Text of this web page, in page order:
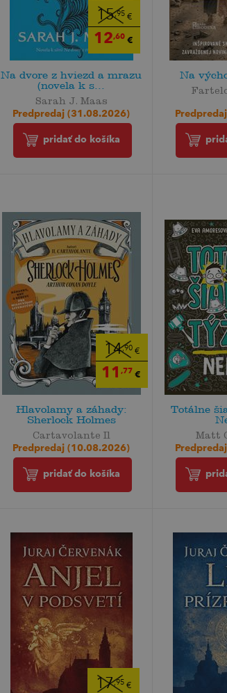
15,95 €
12,60 €
Na dvore z hviezd a mrazu
(novela k s...
Sarah J. Maas
Predpredaj (31.08.2026)
pridať do košíka
Na
14,90 €
11 ,77 €
Hlavolamy a záhady:
Sherlock Holmes
Cartavolante Il
Predpredaj (10.08.2026)
pridať do košíka
Totálne
Matt
17,95 €